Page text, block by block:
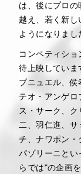
は、後にプロ
越え、若く新し
ようになりまし
コンペティシ
待上映していま
ブニュエル、侯
テオ・アンゲロ
ス・サーク、
二、羽仁進、サ
チ、ナワポン・
パゾリーニとい
らでは"の企画